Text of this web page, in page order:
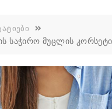
საჭირო მუცლის